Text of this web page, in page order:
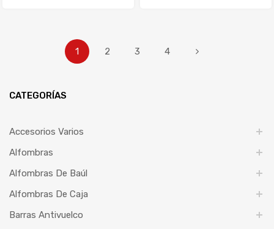
1 2 3 4
CATEGORÍAS
Accesorios Varios
Alfombras
Alfombras De Baúl
Alfombras De Caja
Barras Antivuelco